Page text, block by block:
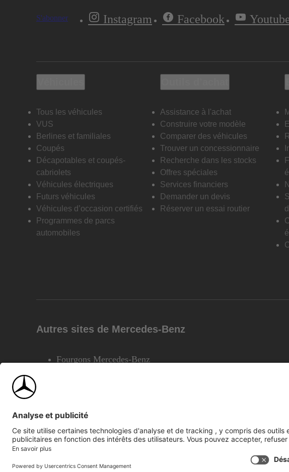
S'abonner Instagram Facebook
Tous les véhicules
VUS
Berlines et familiales
Coupés
Décapotables et coupés-
cabriolets
Véhicules électriques
Futurs véhicules
Véhicules d’occasion certifiés
Programmes de parcs
automobiles
Assistance à l'achat
Construire votre modèle
Comparer des véhicules
Trouver un concessionnaire
Recherche dans les stocks
Offres spéciales
Services financiers
Demander un devis
Réserver un essai routier
Autres sites de Mercedes-Benz
Fourgons Mercedes-Benz
©2026 Mercedes-Benz Canada Inc.